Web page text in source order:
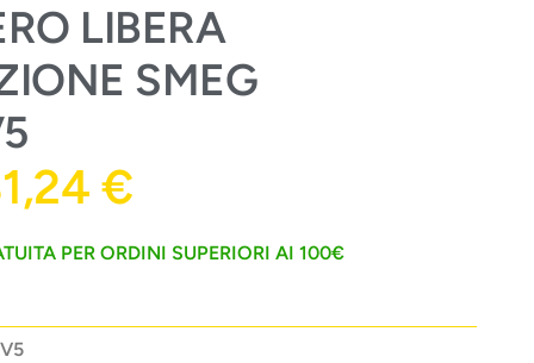
LIBERA
SMEG
€
PER ORDINI SUPERIORI AI 100€